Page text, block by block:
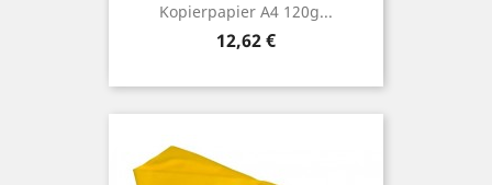
Kopierpapier A4 120g...
Preis
12,62 €